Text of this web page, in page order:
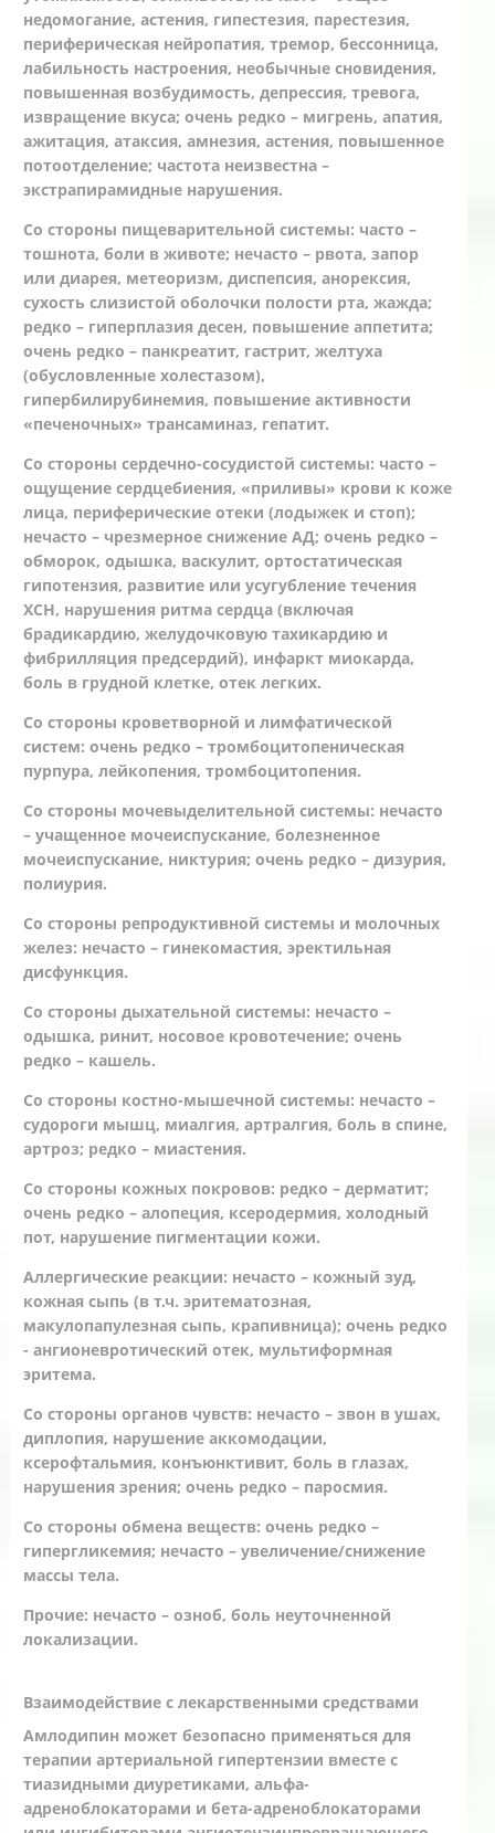
недомогание, астения, гипестезия, парестезия,
периферическая нейропатия, тремор, бессонница,
лабильность настроения, необычные сновидения,
повышенная возбудимость, депрессия, тревога,
извращение вкуса; очень редко – мигрень, апатия,
ажитация, атаксия, амнезия, астения, повышенное
потоотделение; частота неизвестна –
экстрапирамидные нарушения.
Со стороны пищеварительной системы: часто –
тошнота, боли в животе; нечасто – рвота, запор
или диарея, метеоризм, диспепсия, анорексия,
сухость слизистой оболочки полости рта, жажда;
редко – гиперплазия десен, повышение аппетита;
очень редко – панкреатит, гастрит, желтуха
(обусловленные холестазом),
гипербилирубинемия, повышение активности
«печеночных» трансаминаз, гепатит.
Со стороны сердечно-сосудистой системы: часто –
ощущение сердцебиения, «приливы» крови к коже
лица, периферические отеки (лодыжек и стоп);
нечасто – чрезмерное снижение АД; очень редко –
обморок, одышка, васкулит, ортостатическая
гипотензия, развитие или усугубление течения
ХСН, нарушения ритма сердца (включая
брадикардию, желудочковую тахикардию и
фибрилляция предсердий), инфаркт миокарда,
боль в грудной клетке, отек легких.
Со стороны кроветворной и лимфатической
систем: очень редко – тромбоцитопеническая
пурпура, лейкопения, тромбоцитопения.
Со стороны мочевыделительной системы: нечасто
– учащенное мочеиспускание, болезненное
мочеиспускание, никтурия; очень редко – дизурия,
полиурия.
Со стороны репродуктивной системы и молочных
желез: нечасто – гинекомастия, эректильная
дисфункция.
Со стороны дыхательной системы: нечасто –
одышка, ринит, носовое кровотечение; очень
редко – кашель.
Со стороны костно-мышечной системы: нечасто –
судороги мышц, миалгия, артралгия, боль в спине,
артроз; редко – миастения.
Со стороны кожных покровов: редко – дерматит;
очень редко – алопеция, ксеродермия, холодный
пот, нарушение пигментации кожи.
Аллергические реакции: нечасто – кожный зуд,
кожная сыпь (в т.ч. эритематозная,
макулопапулезная сыпь, крапивница); очень редко
- ангионевротический отек, мультиформная
эритема.
Со стороны органов чувств: нечасто – звон в ушах,
диплопия, нарушение аккомодации,
ксерофтальмия, конъюнктивит, боль в глазах,
нарушения зрения; очень редко – паросмия.
Со стороны обмена веществ: очень редко –
гипергликемия; нечасто – увеличение/снижение
массы тела.
Прочие: нечасто – озноб, боль неуточненной
локализации.
Взаимодействие с лекарственными средствами
Амлодипин может безопасно применяться для
терапии артериальной гипертензии вместе с
тиазидными диуретиками, альфа-
адреноблокаторами и бета-адреноблокаторами